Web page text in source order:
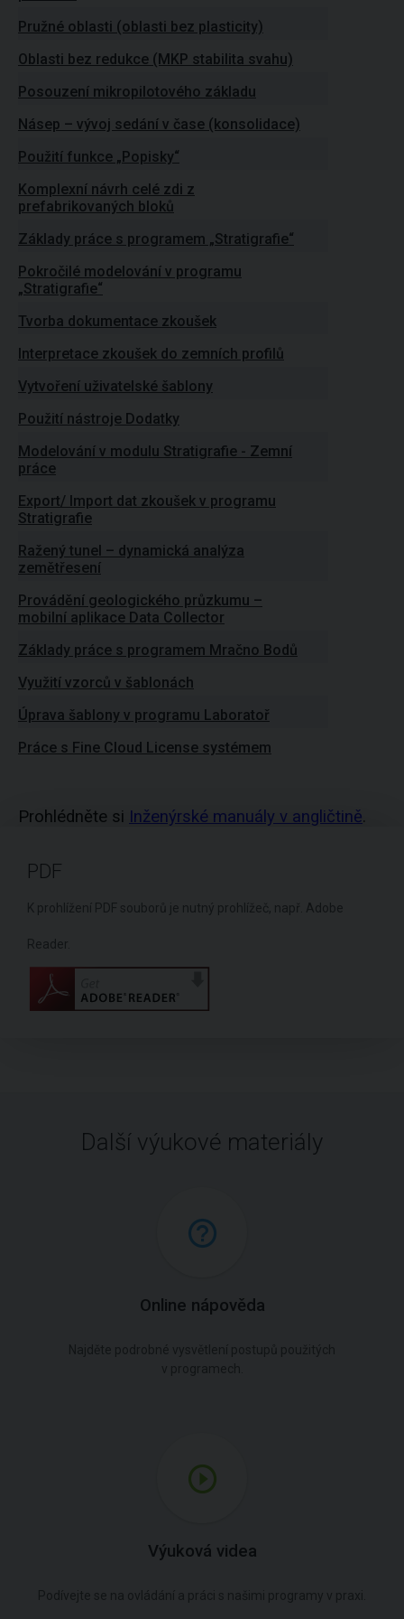
Pružné oblasti (oblasti bez plasticity)
Oblasti bez redukce (MKP stabilita svahu)
Posouzení mikropilotového základu
Násep – vývoj sedání v čase (konsolidace)
Použití funkce „Popisky“
Komplexní návrh celé zdi z
prefabrikovaných bloků
Základy práce s programem „Stratigrafie“
Pokročilé modelování v programu
„Stratigrafie“
Tvorba dokumentace zkoušek
Interpretace zkoušek do zemních profilů
Vytvoření uživatelské šablony
Použití nástroje Dodatky
Modelování v modulu Stratigrafie - Zemní
práce
Export/ Import dat zkoušek v programu
Stratigrafie
Ražený tunel – dynamická analýza
zemětřesení
Provádění geologického průzkumu –
mobilní aplikace Data Collector
Základy práce s programem Mračno Bodů
Využití vzorců v šablonách
Úprava šablony v programu Laboratoř
Práce s Fine Cloud License systémem
Prohlédněte si Inženýrské manuály v angličtině.
PDF
K prohlížení PDF souborů je nutný prohlížeč, např. Adobe
Reader.
Další výukové materiály
Online nápověda
Výuková videa